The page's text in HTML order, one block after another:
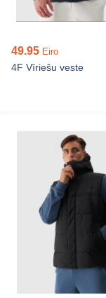
49.95 Eiro
4F Vīriešu veste